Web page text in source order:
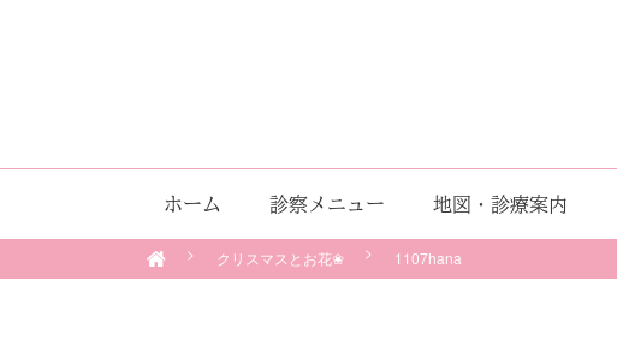
ホーム 診察メニュー 地図・診療案内
クリスマスとお花❀ 1107hana